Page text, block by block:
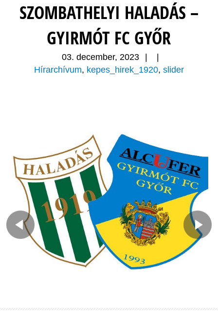
SZOMBATHELYI HALADÁS –
GYIRMÓT FC GYŐR
03. december, 2023
Hírarchívum, kepes_hirek_1920, slider